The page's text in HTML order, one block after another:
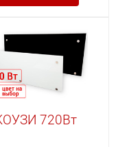
720Вт